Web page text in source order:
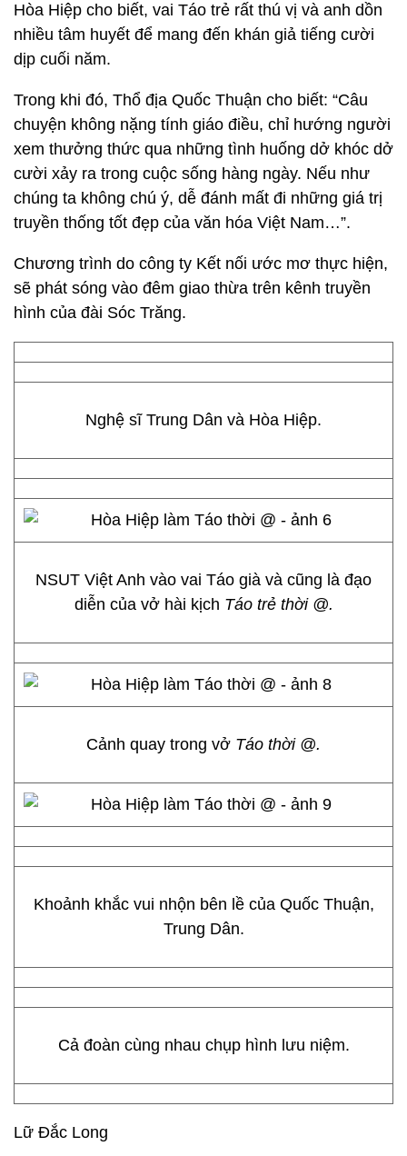
Hòa Hiệp cho biết, vai Táo trẻ rất thú vị và anh dồn
nhiều tâm huyết để mang đến khán giả tiếng cười
dịp cuối năm.
Trong khi đó, Thổ địa Quốc Thuận cho biết: “Câu
chuyện không nặng tính giáo điều, chỉ hướng người
xem thưởng thức qua những tình huống dở khóc dở
cười xảy ra trong cuộc sống hàng ngày. Nếu như
chúng ta không chú ý, dễ đánh mất đi những giá trị
truyền thống tốt đẹp của văn hóa Việt Nam…”.
Chương trình do công ty Kết nối ước mơ thực hiện,
sẽ phát sóng vào đêm giao thừa trên kênh truyền
hình của đài Sóc Trăng.
Nghệ sĩ Trung Dân và Hòa Hiệp.
NSUT Việt Anh vào vai Táo già và cũng là đạo
diễn của vở hài kịch Táo trẻ thời @.
Cảnh quay trong vở Táo thời @.
Khoảnh khắc vui nhộn bên lề của Quốc Thuận,
Trung Dân.
Cả đoàn cùng nhau chụp hình lưu niệm.
Lữ Đắc Long